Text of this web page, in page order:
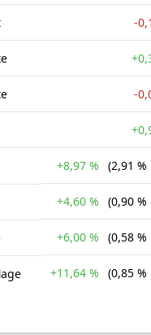
-
-
+8,97 % (2,91 %
+4,60 % (0,90 %
+6,00 % (0,58 %
+11,64 % (0,85 %